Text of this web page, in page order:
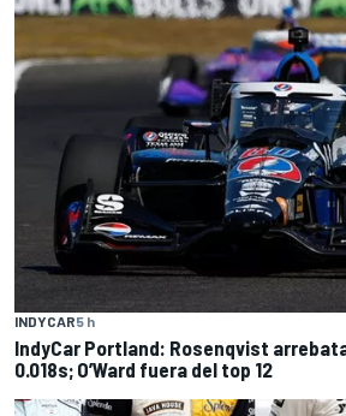
INDYCAR5 h
IndyCar Portland: Rosenqvist
0.018s; O’Ward fuera del top 12